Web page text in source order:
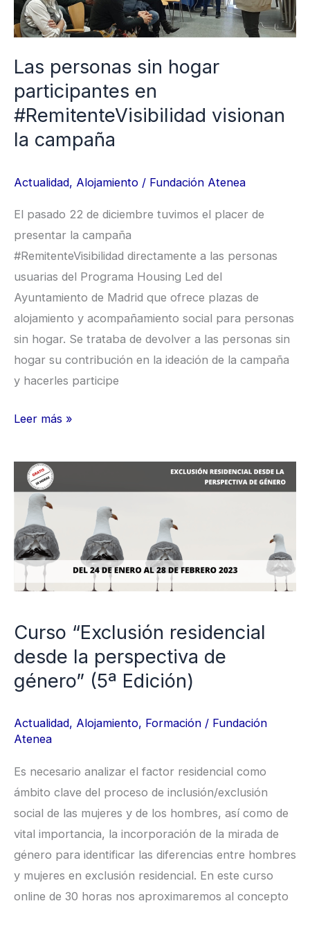
Las personas sin hogar
participantes en
#RemitenteVisibilidad visionan
la campaña
Actualidad, Alojamiento / Fundación Atenea
El pasado 22 de diciembre tuvimos el placer de
presentar la campaña
#RemitenteVisibilidad directamente a las personas
usuarias del Programa Housing Led del
Ayuntamiento de Madrid que ofrece plazas de
alojamiento y acompañamiento social para personas
sin hogar. Se trataba de devolver a las personas sin
hogar su contribución en la ideación de la campaña
y hacerles participe
en
#RemitenteVisibilidad
visionan
campaña
Leer más »
Curso “Exclusión residencial
desde la perspectiva de
género” (5ª Edición)
Actualidad, Alojamiento, Formación / Fundación
Atenea
Es necesario analizar el factor residencial como
ámbito clave del proceso de inclusión/exclusión
social de las mujeres y de los hombres, así como de
vital importancia, la incorporación de la mirada de
género para identificar las diferencias entre hombres
y mujeres en exclusión residencial. En este curso
online de 30 horas nos aproximaremos al concepto
Curso
“Exclusión
residencial
desde
la
perspectiva
de
(5ª
Edición)